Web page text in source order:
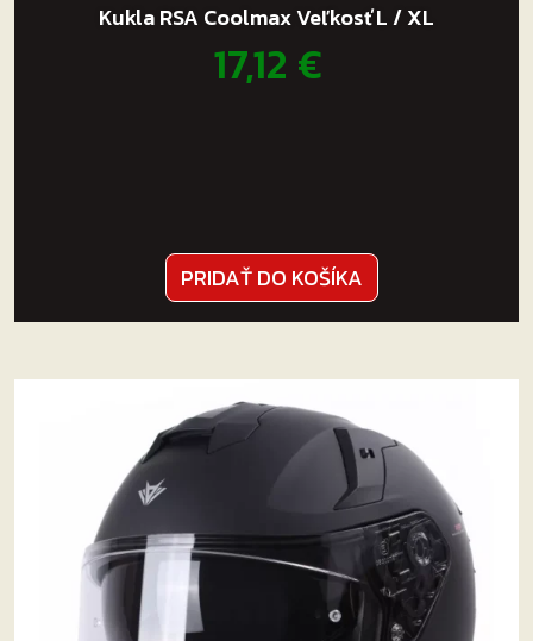
Kukla RSA Coolmax Veľkosť L / XL
17,12 €
PRIDAŤ DO KOŠÍKA